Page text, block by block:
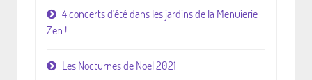
4 concerts d'été dans les jardins de la Menuierie
Zen !
Les Nocturnes de Noël 2021